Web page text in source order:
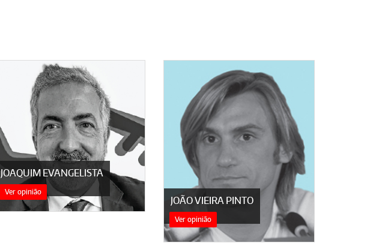
JOAQUIM EVANGELISTA
Ver opinião
JOÃO VIEIRA PINTO
Ver opinião